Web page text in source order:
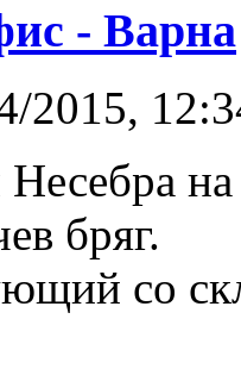
- Варна
2015,
Несебра
бряг.
со